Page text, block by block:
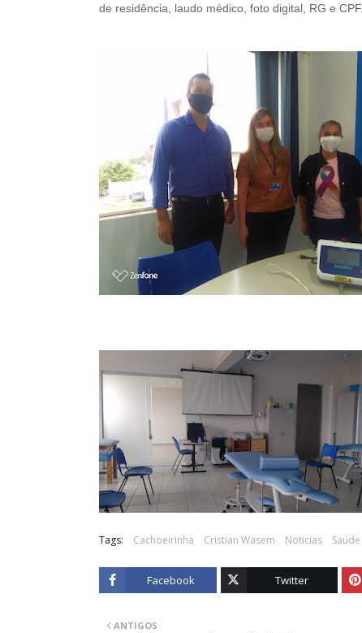
de residência, laudo médico, foto digital, RG e CPF.
Tags: Cachoeirinha Cristian Wasem Noticias Saúde
Facebook Twitter
ANTIGOS